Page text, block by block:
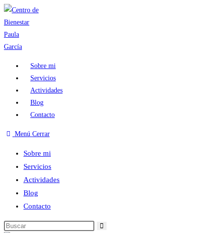
Ir
al
contenido
Sobre mi
Servicios
Actividades
Blog
Contacto
Menú Cerrar
Sobre mi
Servicios
Actividades
Blog
Contacto